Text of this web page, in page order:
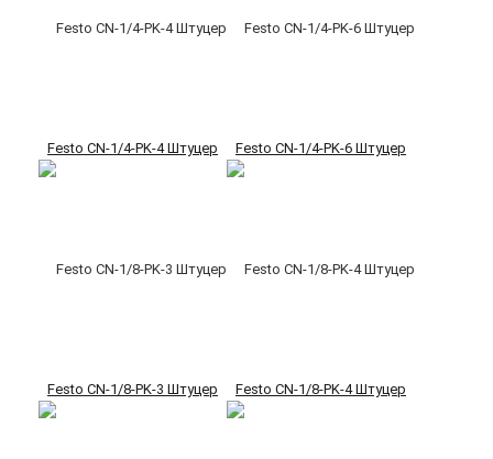
Festo CN-1/4-PK-4 Штуцер Festo CN-1/4-PK-6 Штуцер
Festo CN-1/8-PK-3 Штуцер Festo CN-1/8-PK-4 Штуцер